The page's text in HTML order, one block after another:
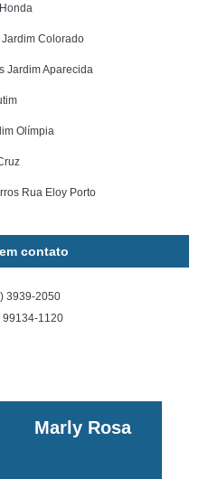
Colorado
Jardim Aparecida
Olímpia
Rua Eloy Porto
contato
3939-2050
99134-1120
Rosa